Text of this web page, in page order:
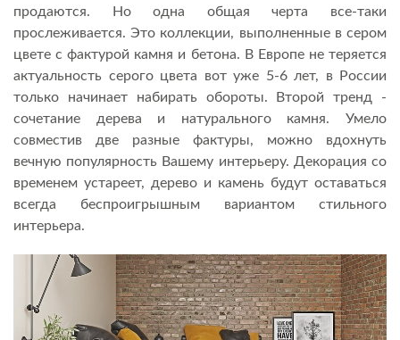
продаются. Но одна общая черта все-таки
прослеживается. Это коллекции, выполненные в сером
цвете с фактурой камня и бетона. В Европе не теряется
актуальность серого цвета вот уже 5-6 лет, в России
только начинает набирать обороты. Второй тренд -
сочетание дерева и натурального камня. Умело
совместив две разные фактуры, можно вдохнуть
вечную популярность Вашему интерьеру. Декорация со
временем устареет, дерево и камень будут оставаться
всегда беспроигрышным вариантом стильного
интерьера.